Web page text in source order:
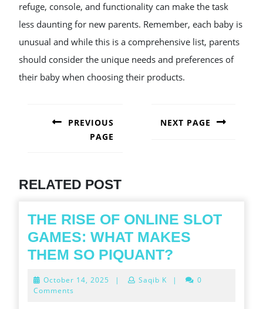
refuge, console, and functionality can make the task
less daunting for new parents. Remember, each baby is
unusual and while this is a comprehensive list, parents
should consider the unique needs and preferences of
their baby when choosing their products.
NAVIGATION
PREVIOUS
PAGE
NEXT PAGE
RELATED POST
THE RISE OF ONLINE SLOT
GAMES: WHAT MAKES
THEM SO PIQUANT?
OF
October 14, 2025 October
| Saqib K |
0
Comments